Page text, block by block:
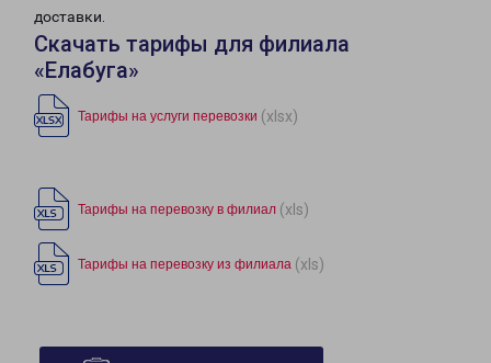
доставки.
Скачать тарифы для филиала
«Елабуга»
Тарифы на услуги перевозки (xlsx)
Тарифы на перевозку в филиал (xls)
Тарифы на перевозку из филиала (xls)